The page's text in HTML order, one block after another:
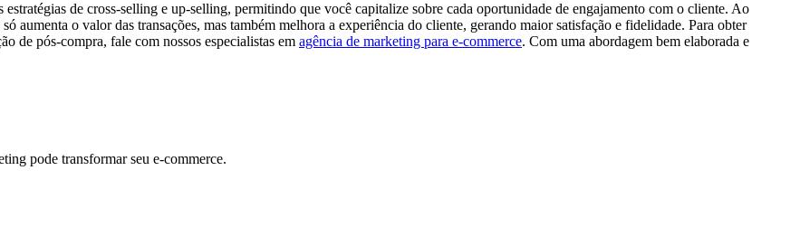
de cross-selling e up-selling, permitindo que você capitalize sobre cada oportunidade de engajamento com o cliente. Ao
aumenta o valor das transações, mas também melhora a experiência do cliente, gerando maior satisfação e fidelidade. Para obter
de pós-compra, fale com nossos especialistas em agência de marketing para e-commerce. Com uma abordagem bem elaborada e
pode transformar seu e-commerce.